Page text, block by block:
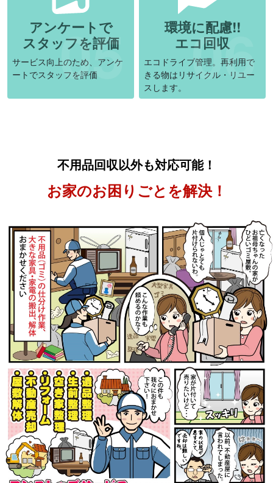
アンケートで
スタッフを評価
サービス向上のため、アンケ
ートでスタッフを評価
環境に配慮!!
エコ回収
エコドライブ管理。再利用で
きる物はリサイクル・リユー
スします。
不用品回収以外も対応可能！
お家のお困りごとを解決！